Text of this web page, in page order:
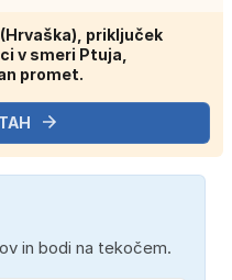
priključek
v smeri Ptuja,
promet.
in bodi na tekočem.